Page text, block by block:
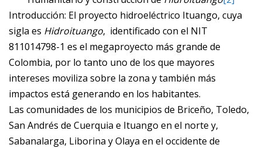
Introducción: El proyecto hidroeléctrico Ituango, cuya
sigla es Hidroituango, identificado con el NIT
811014798-1 es el megaproyecto más grande de
Colombia, por lo tanto uno de los que mayores
intereses moviliza sobre la zona y también más
impactos está generando en los habitantes.
Las comunidades de los municipios de Briceño, Toledo,
San Andrés de Cuerquia e Ituango en el norte y,
Sabanalarga, Liborina y Olaya en el occidente de